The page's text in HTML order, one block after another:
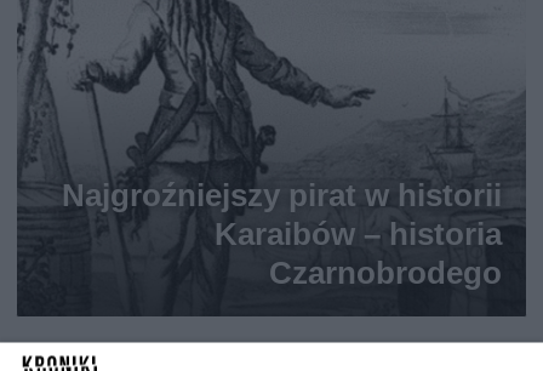
Najgroźniejszy pirat w historii
Karaibów – historia
Czarnobrodego